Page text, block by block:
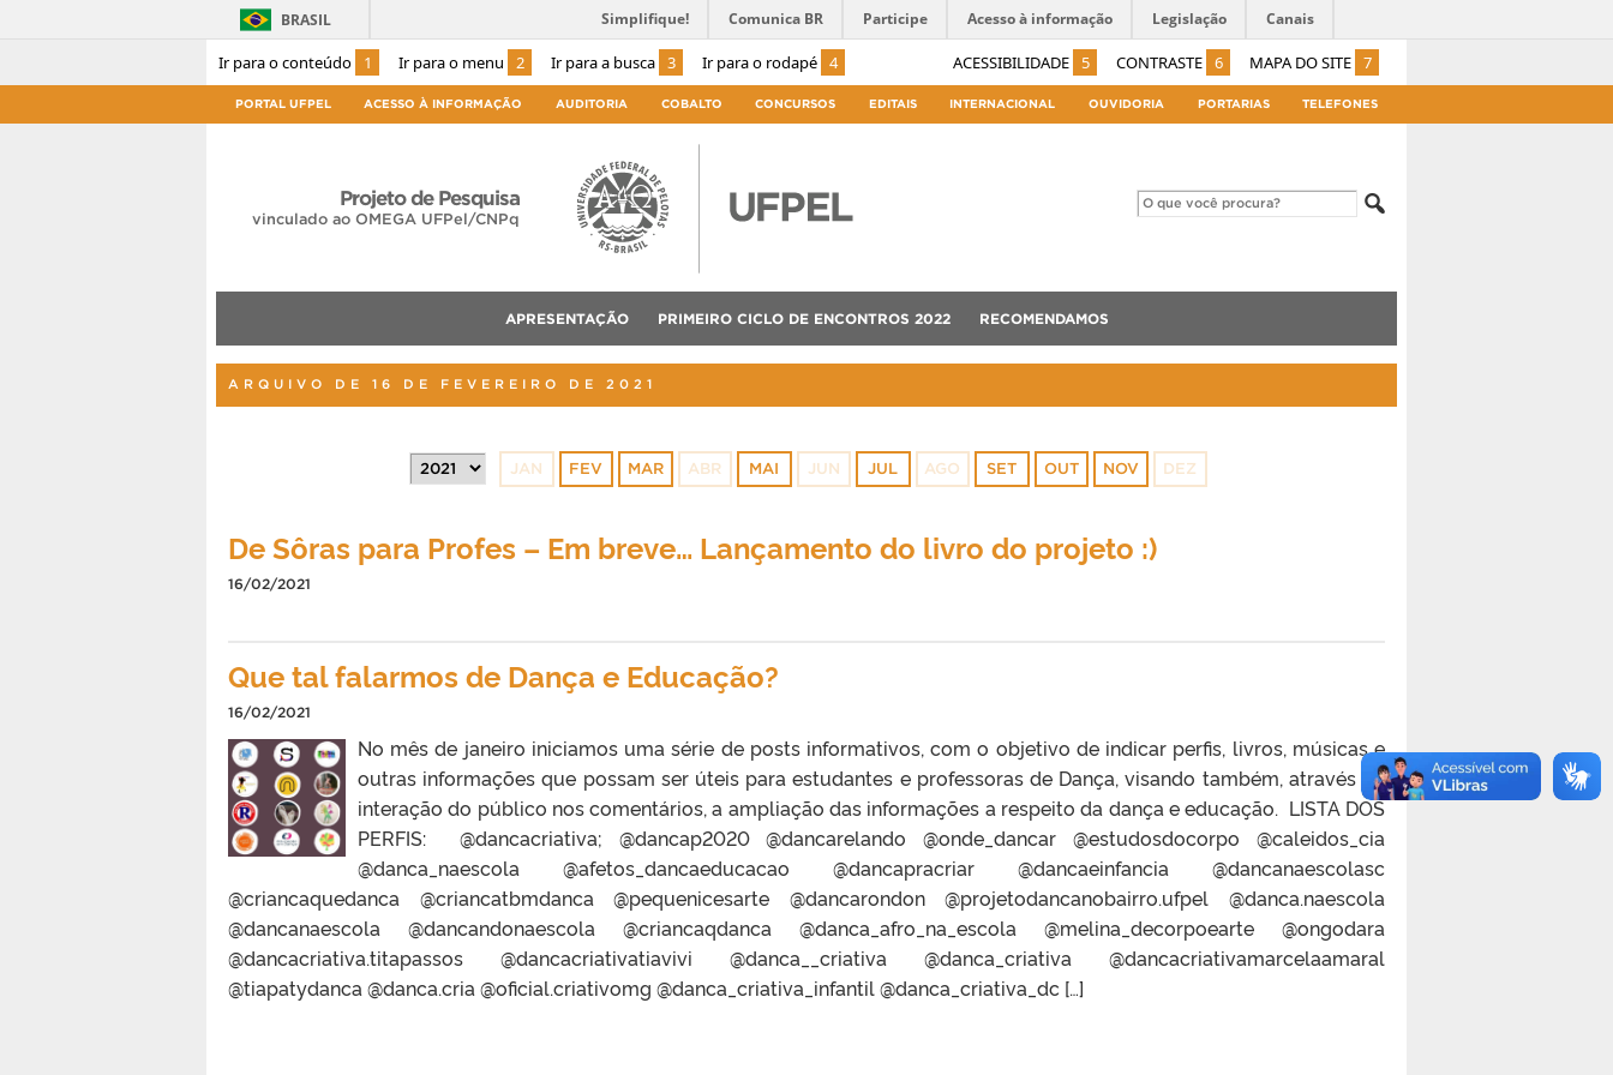
Ir para o conteúdo 1 Ir para o menu 2 Ir para a busca 3 Ir para o rodapé 4 ACESSIBILIDADE 5 CONTRASTE 6 MAPA DO SITE 7
BRASIL Simplifique! Comunica BR Participe Acesso à informação Legislação Canais
PORTAL UFPEL ACESSO À INFORMAÇÃO AUDITORIA COBALTO CONCURSOS EDITAIS INTERNACIONAL OUVIDORIA PORTARIAS TELEFONES
Projeto de Pesquisa
vinculado ao OMEGA UFPel/CNPq
APRESENTAÇÃO PRIMEIRO CICLO DE ENCONTROS 2022 RECOMENDAMOS
ARQUIVO DE 16 DE FEVEREIRO DE 2021
JAN FEV MAR ABR MAI JUN JUL AGO SET OUT NOV DEZ
De Sôras para Profes – Em breve… Lançamento do livro do projeto :)
16/02/2021
Que tal falarmos de Dança e Educação?
16/02/2021
No mês de janeiro iniciamos uma série de posts informativos, com o objetivo de indicar perfis, livros, músicas e
outras informações que possam ser úteis para estudantes e professoras de Dança, visando também, através da
interação do público nos comentários, a ampliação das informações a respeito da dança e educação. LISTA DOS
PERFIS: @dancacriativa; @dancap2020 @dancarelando @onde_dancar @estudosdocorpo @caleidos_cia
@danca_naescola @afetos_dancaeducacao @dancapracriar @dancaeinfancia @dancanaescolasc
@criancaquedanca @criancatbmdanca @pequenicesarte @dancarondon @projetodancanobairro.ufpel @danca.naescola
@dancanaescola @dancandonaescola @criancaqdanca @danca_afro_na_escola @melina_decorpoearte @ongodara
@dancacriativa.titapassos @dancacriativatiavivi @danca__criativa @danca_criativa @dancacriativamarcelaamaral
@tiapatydanca @danca.cria @oficial.criativomg @danca_criativa_infantil @danca_criativa_dc […]